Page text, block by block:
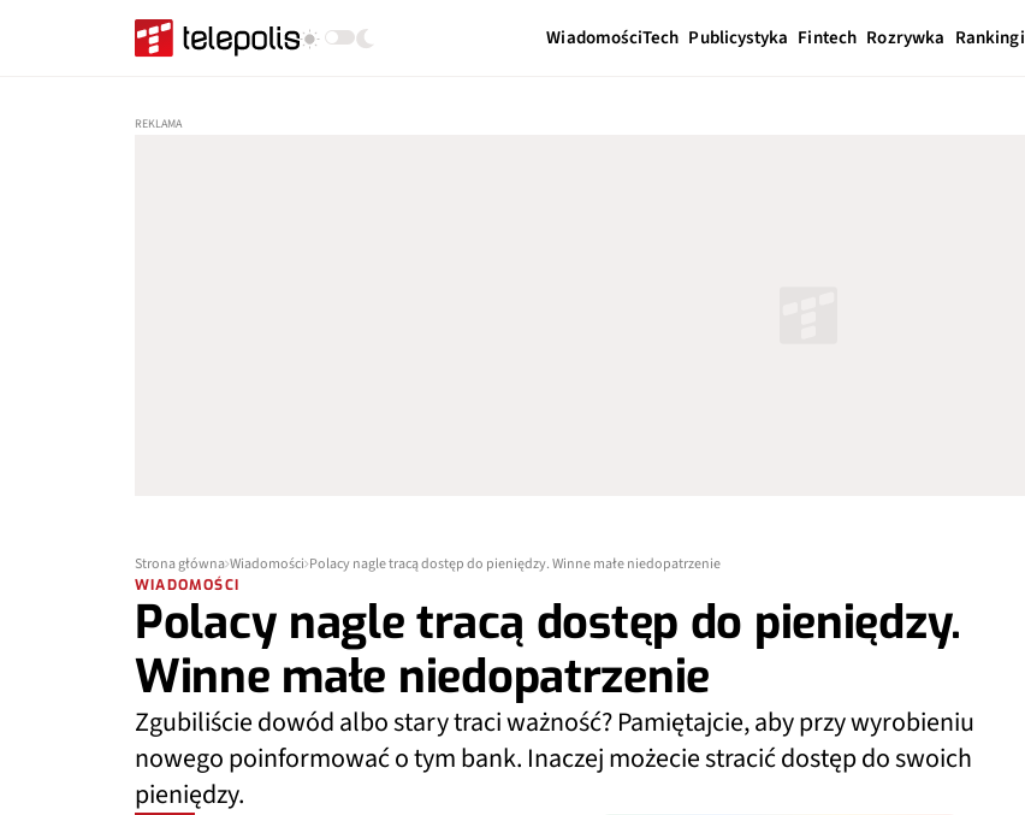
WiadomościTech Publicystyka Fintech Rozrywka Rankingi
Strona główna Wiadomości Polacy nagle tracą dostęp do pieniędzy. Winne małe niedopatrzenie
WIADOMOŚCI
Polacy nagle tracą dostęp do pieniędzy.
Winne małe niedopatrzenie
Zgubiliście dowód albo stary traci ważność? Pamiętajcie, aby przy wyrobieniu
nowego poinformować o tym bank. Inaczej możecie stracić dostęp do swoich
pieniędzy.